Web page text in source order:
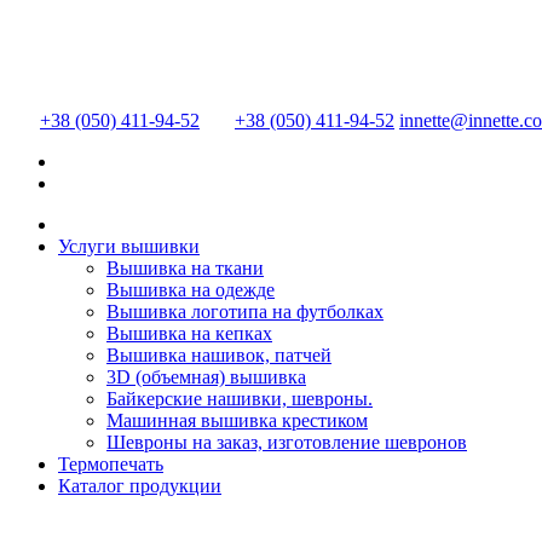
+38 (050) 411-94-52 +38 (050) 411-94-52
Услуги вышивки
Вышивка на ткани
Вышивка на одежде
Вышивка логотипа на футболках
Вышивка на кепках
Вышивка нашивок, патчей
3D (объемная) вышивка
Байкерские нашивки, шевроны.
Машинная вышивка крестиком
Шевроны на заказ, изготовление шевронов
Термопечать
Каталог продукции